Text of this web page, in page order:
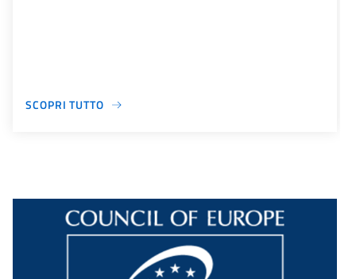
SCOPRI TUTTO